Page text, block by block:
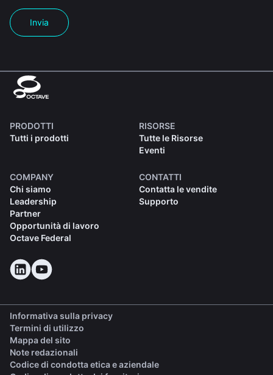
Invia
PRODOTTI
Tutti i prodotti
RISORSE
Tutte le Risorse
Eventi
COMPANY
Chi siamo
Leadership
Partner
Opportunità di lavoro
Octave Federal
CONTATTI
Contatta le vendite
Supporto
Informativa sulla privacy
Termini di utilizzo
Mappa del sito
Note redazionali
Codice di condotta etica e aziendale(opens in a new tab)